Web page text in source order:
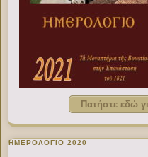
Πατήστε εδώ
ΗΜΕΡΟΛΟΓΙΟ 2020